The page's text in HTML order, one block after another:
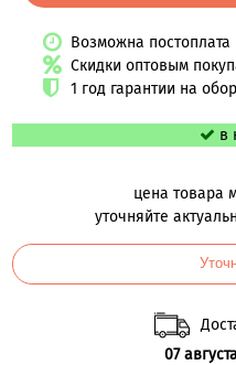
Возможна постоплата
Скидки оптовым
1 год гарантии на
в
цена товара
уточняйте
07